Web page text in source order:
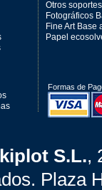
Otros soportes
Fotográficos
Fine Art Base
Papel
Formas de
S.L.,
Plaza